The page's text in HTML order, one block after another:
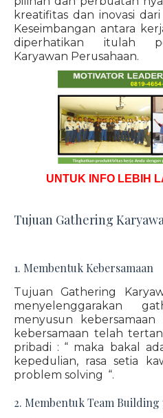
kreatifitas dan inovasi
Keseimbangan antara
diperhatikan itulah
Karyawan Perusahaan.
UNTUK INFO LEBIH
Tujuan Gathering
1. Membentuk Kebersamaan
Tujuan Gathering
menyelenggarakan
menyusun
kebersamaan telah
pribadi : “ maka bakal
kepedulian, rasa setia
problem solving “.
2. Membentuk Team Building